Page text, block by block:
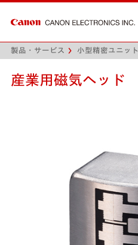
製品・サービス 小型精密ユニット
産業用磁気ヘッド